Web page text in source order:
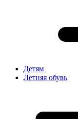
Детям
Летняя обувь